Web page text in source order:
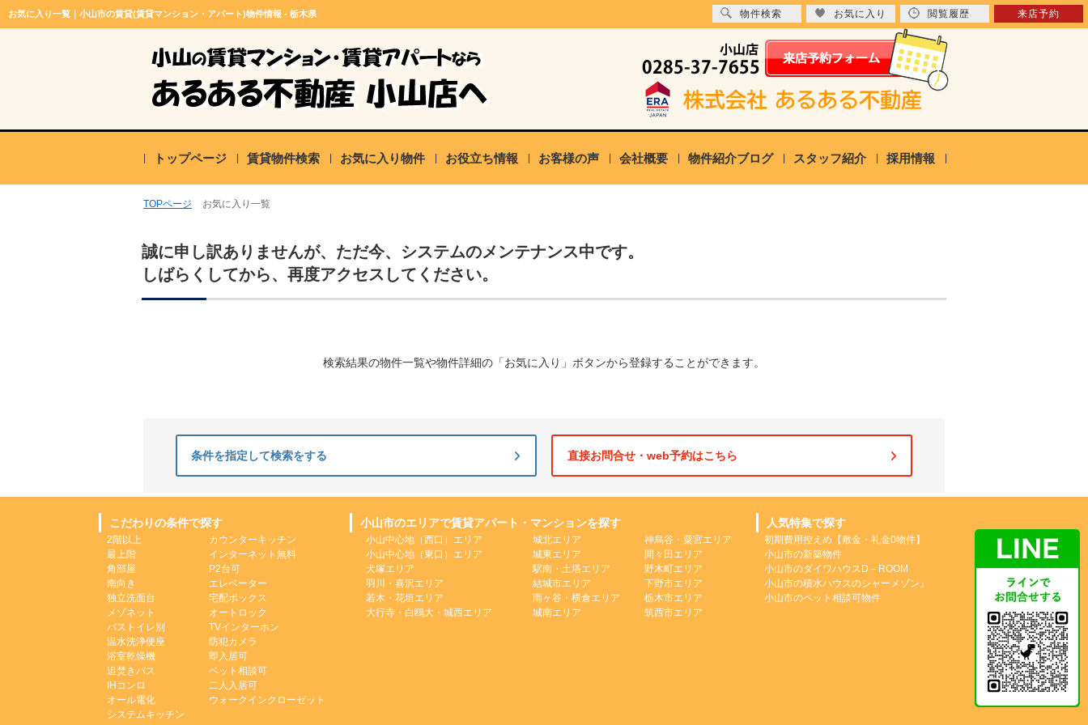
お気に入り一覧｜小山市の賃貸(賃貸マンション・アパート)物件情報 - 栃木県 物件検索 お気に入り 閲覧履歴 来店予約
トップページ 賃貸物件検索 お気に入り物件 お役立ち情報 お客様の声 会社概要 物件紹介ブログ スタッフ紹介 採用情報
TOPページ お気に入り一覧
誠に申し訳ありませんが、ただ今、システムのメンテナンス中です。
しばらくしてから、再度アクセスしてください。
検索結果の物件一覧や物件詳細の「お気に入り」ボタンから登録することができます。
条件を指定して検索をする 直接お問合せ・web予約はこちら
こだわりの条件で探す
2階以上
最上階
角部屋
南向き
独立洗面台
メゾネット
バストイレ別
温水洗浄便座
浴室乾燥機
追焚きバス
IHコンロ
オール電化
システムキッチン
カウンターキッチン
インターネット無料
P2台可
エレベーター
宅配ボックス
オートロック
TVインターホン
防犯カメラ
即入居可
ペット相談可
二人入居可
ウォークインクローゼット
小山市のエリアで賃貸アパート・マンションを探す
小山中心地（西口）エリア
小山中心地（東口）エリア
犬塚エリア
羽川・喜沢エリア
若木・花垣エリア
大行寺・白鴎大・城西エリア
城北エリア
城東エリア
駅南・土塔エリア
結城市エリア
雨ヶ谷・横倉エリア
城南エリア
神烏谷・粟宮エリア
間々田エリア
野木町エリア
下野市エリア
栃木市エリア
筑西市エリア
人気特集で探す
初期費用控えめ【敷金・礼金0物件】
小山市の新築物件
小山市のダイワハウスD－ROOM
小山市の積水ハウスのシャーメゾン』
小山市のペット相談可物件